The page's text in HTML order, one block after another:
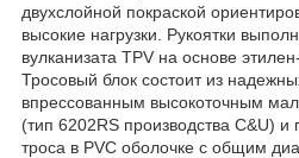
двухслойной покраской
высокие нагрузки. Рукоятки
вулканизата TPV на основе
Тросовый блок состоит из
впрессованным высокоточным
(тип 6202RS производства С&U) и
троса в PVC оболочке с общим